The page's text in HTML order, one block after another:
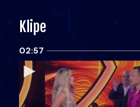
Klipe
02:57